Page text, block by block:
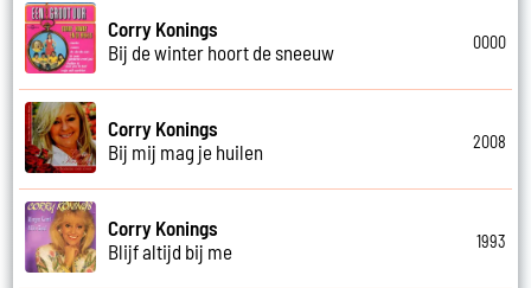
Corry Konings
Bij de winter hoort de sneeuw
0000
Corry Konings
Bij mij mag je huilen
2008
Corry Konings
Blijf altijd bij me
1993